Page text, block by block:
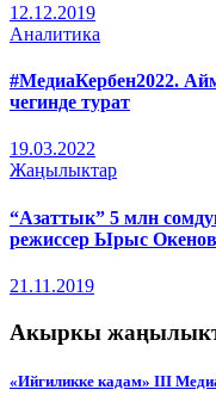
12.12.2019
Аналитика
#МедиаКербен2022.
чегинде турат
19.03.2022
Жаңылыктар
“Азаттык” 5 млн
режиссер Ырыс
21.11.2019
Акыркы
«Ийгиликке кадам» III